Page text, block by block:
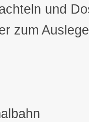
und
zum